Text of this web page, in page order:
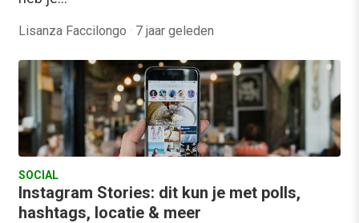
Lisanza Faccilongo · 7 jaar geleden
SOCIAL
Instagram Stories: dit kun je met polls,
hashtags, locatie & meer